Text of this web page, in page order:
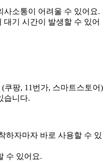
사소통이 어려울 수 있어요.
기 시간이 발생할 수 있어
쿠팡, 11번가, 스마트스토어)
습니다.
하자마자 바로 사용할 수 있
수 있어요.